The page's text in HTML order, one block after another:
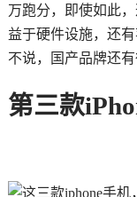
万跑分，即使如此
益于硬件设施，还
不说，国产品牌还有
第三款